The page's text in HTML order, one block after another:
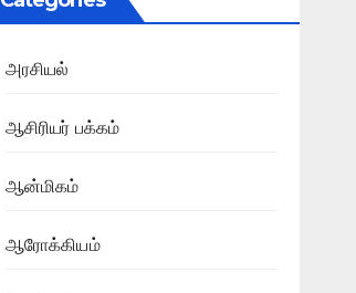
அரசியல்
ஆசிரியர் பக்கம்
ஆன்மிகம்
ஆரோக்கியம்